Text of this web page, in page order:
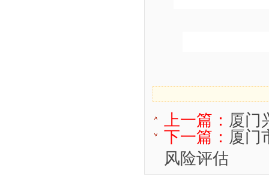
上一篇： 厦门
下一篇： 厦门
风险评估